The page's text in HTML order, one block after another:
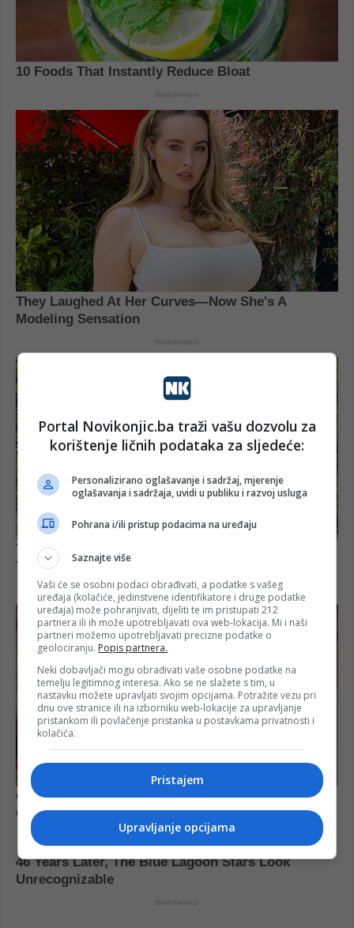
Portal Novikonjic.ba traži vašu dozvolu za
korištenje ličnih podataka za sljedeće:
Personalizirano oglašavanje i sadržaj, mjerenje
oglašavanja i sadržaja, uvidi u publiku i razvoj usluga
Pohrana i/ili pristup podacima na uređaju
Saznajte više
Vaši će se osobni podaci obrađivati, a podatke s vašeg
uređaja (kolačiće, jedinstvene identifikatore i druge podatke
uređaja) može pohranjivati, dijeliti te im pristupati 212
partnera ili ih može upotrebljavati ova web-lokacija. Mi i naši
partneri možemo upotrebljavati precizne podatke o
geolociranju. Popis partnera.
Neki dobavljači mogu obrađivati vaše osobne podatke na
temelju legitimnog interesa. Ako se ne slažete s tim, u
nastavku možete upravljati svojim opcijama. Potražite vezu pri
dnu ove stranice ili na izborniku web-lokacije za upravljanje
pristankom ili povlačenje pristanka u postavkama privatnosti i
kolačića.
Pristajem
Upravljanje opcijama